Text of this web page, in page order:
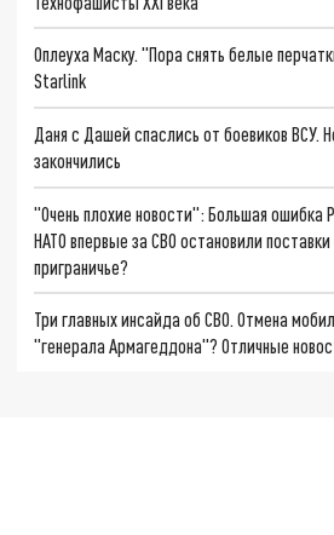
Оплеуха Маску. "Пора снять белые
Starlink
Даня с Дашей спаслись от боевиков ВСУ.
закончились
"Очень плохие новости": Большая ошибка
НАТО впервые за СВО остановили
приграничье?
Три главных инсайда об СВО. Отмена
"генерала Армагеддона"? Отличные